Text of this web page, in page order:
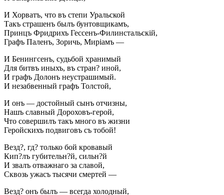
И Хорватъ, что въ степи Уральской
Такъ страшенъ былъ бунтовщикамъ,
Принцъ Фридрихъ Гессенъ-Филинстальскій,
Графъ Паленъ, Зоричь, Миріамъ —
И Бенингсенъ, судьбой хранимый
Для битвъ иныхъ, въ стран? иной,
И графъ Долонъ неустрашимый.
И незабвенный графъ Толстой,
И онъ — достойный сынъ отчизны,
Нашъ славный Дороховъ-герой,
Что совершилъ такъ много въ жизни
Геройскихъ подвиговъ съ тобой!
Везд?, гд? только бой кровавый
Кип?лъ губительн?й, сильн?й
И звалъ отважнаго за славой,
Сквозь ужасъ тысячи смертей —
Везд? онъ былъ — всегда холодный,